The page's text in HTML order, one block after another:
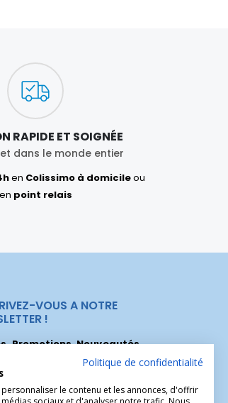
RAPIDE ET SOIGNÉE
et dans le monde entier
en Colissimo à domicileou
en point relais
VOUS A NOTRE
!
Promotions, Nouveautés...
vous maintenant pour recevoir
offres.
Politique de confidentialité
le contenu et les annonces, d'offrir